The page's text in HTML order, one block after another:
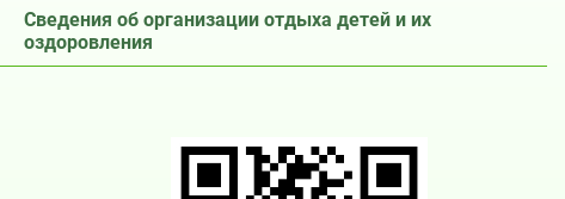
Сведения об организации отдыха детей и их
оздоровления